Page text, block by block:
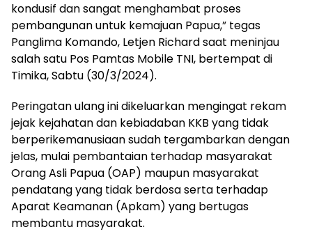
kondusif dan sangat menghambat proses
pembangunan untuk kemajuan Papua,” tegas
Panglima Komando, Letjen Richard saat meninjau
salah satu Pos Pamtas Mobile TNI, bertempat di
Timika, Sabtu (30/3/2024).
Peringatan ulang ini dikeluarkan mengingat rekam
jejak kejahatan dan kebiadaban KKB yang tidak
berperikemanusiaan sudah tergambarkan dengan
jelas, mulai pembantaian terhadap masyarakat
Orang Asli Papua (OAP) maupun masyarakat
pendatang yang tidak berdosa serta terhadap
Aparat Keamanan (Apkam) yang bertugas
membantu masyarakat.